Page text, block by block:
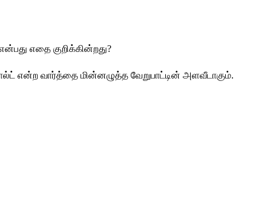
எதை குறிக்கின்றது?
என்ற வார்த்தை மின்னழுத்த வேறுபாட்டின் அளவீடாகும்.